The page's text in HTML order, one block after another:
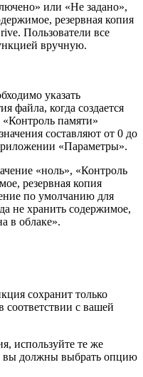
или «Не задано»,
резервная копия
Пользователи все
вручную.
указать
файла, когда создается
«Контроль памяти»
составляют от 0 до
«Параметры».
«ноль», «Контроль
резервная копия
по умолчанию для
не хранить содержимое,
в облаке».
сохранит только
с вашей
используйте те же
вы должны выбрать опцию